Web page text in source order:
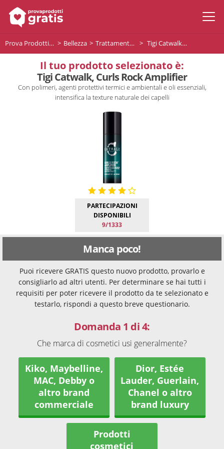
Prova Prodotti Gratis Bellezza Trattamento capelli Tigi Catwalk, Curls Rock Amplifier
Il tuo prodotto selezionato è:
Tigi Catwalk, Curls Rock Amplifier
Con polimeri, agenti protettivi termici e ambientali e oli essenziali,
intensifica la texture naturale dei capelli
PARTECIPAZIONI
DISPONIBILI
9/1333
Manca poco!
Puoi ricevere GRATIS questo nuovo prodotto, provarlo e
consigliarlo ad altri utenti. Per determinare se hai tutti i
requisiti per poter ricevere il prodotto da te selezionato e
testarlo, rispondi a questo breve questionario.
Domanda 1 di 4:
Che marca di cosmetici usi generalmente?
Kiko, Maybelline,
MAC, Debby o
altro brand
commerciale
Dior, Estée
Lauder, Guerlain,
Chanel o altro
brand luxury
Prodotti
cosmetici